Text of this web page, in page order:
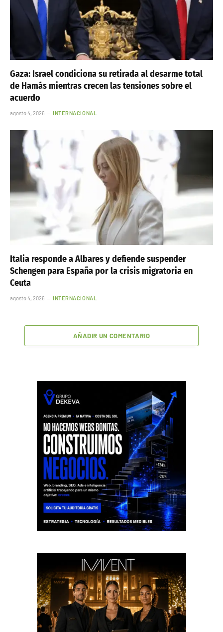
Gaza: Israel condiciona su retirada al desarme total
de Hamás mientras crecen las tensiones sobre el
acuerdo
agosto 4, 2026 INTERNACIONAL
Italia responde a Albares y defiende suspender
Schengen para España por la crisis migratoria en
Ceuta
agosto 4, 2026 INTERNACIONAL
AÑADIR UN COMENTARIO